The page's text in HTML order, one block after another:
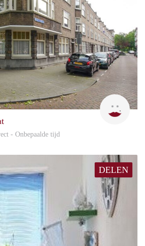
- Onbepaalde tijd
DELEN